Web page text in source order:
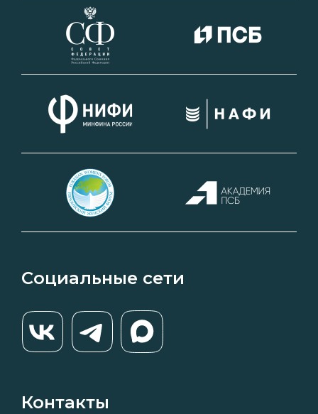
Социальные сети
Контакты